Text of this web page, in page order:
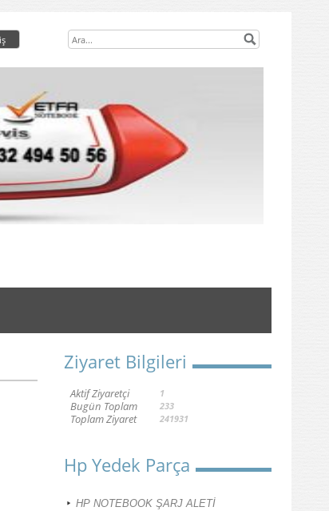
Ziyaret Bilgileri
Aktif Ziyaretçi 1
Bugün Toplam 233
Toplam Ziyaret 241931
Hp Yedek Parça
HP NOTEBOOK ŞARJ ALETİ